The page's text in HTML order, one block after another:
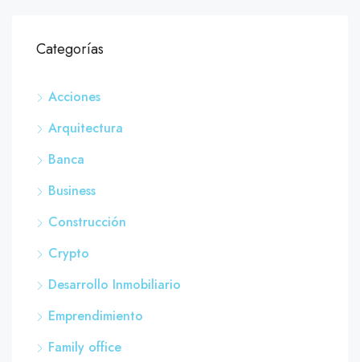
Categorías
Acciones
Arquitectura
Banca
Business
Construcción
Crypto
Desarrollo Inmobiliario
Emprendimiento
Family office